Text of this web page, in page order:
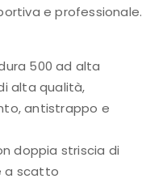
e professionale.
500 ad alta
alta qualità,
antistrappo e
doppia striscia di
a scatto